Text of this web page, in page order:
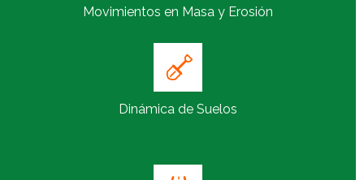
Movimientos en Masa y Erosión
Dinámica de Suelos